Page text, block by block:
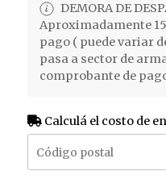
DEMORA DE
Aproximadamente
pago ( puede variar
pasa a sector de
comprobante de
Calculá el costo de